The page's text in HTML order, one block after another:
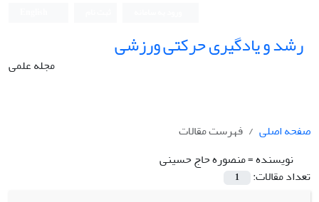
رشد و یادگیری حرکتی ورزشی
مجله علمی
صفحه اصلی
فهرست مقالات
نویسنده =منصوره حاج حسینی
تعداد مقالات:
1